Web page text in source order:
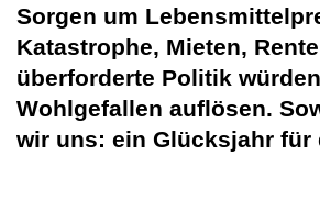
Sorgen um
Katastrophe, Mieten,
überforderte Politik
Wohlgefallen auflösen.
wir uns: ein Glücksjahr für